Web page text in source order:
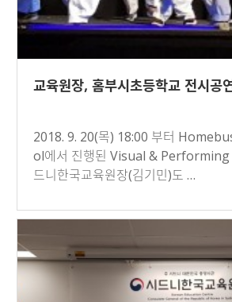
교육원장, 홈부시초등학교 전시공
2018. 9. 20(목) 18:00 부터
ol에서 진행된 Visual &
드니한국교육원장(김기민)도 …